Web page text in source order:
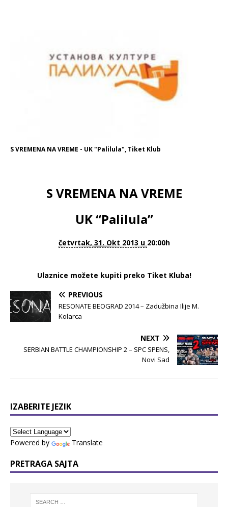
S VREMENA NA VREME - UK "Palilula", Tiket Klub
S VREMENA NA VREME
UK “Palilula”
četvrtak, 31. Okt 2013 u 20:00h
Ulaznice možete kupiti preko Tiket Kluba!
PREVIOUS
RESONATE BEOGRAD 2014 – Zadužbina Ilije M.
Kolarca
NEXT
SERBIAN BATTLE CHAMPIONSHIP 2 – SPC SPENS,
Novi Sad
IZABERITE JEZIK
Powered by Translate
PRETRAGA SAJTA